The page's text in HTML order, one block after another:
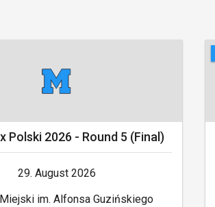
Polski 2026 - Round 5 (Final)
29. August 2026
im. Alfonsa Guzińskiego